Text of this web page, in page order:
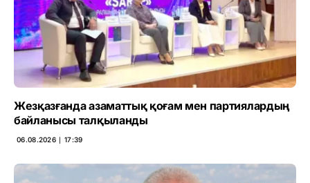
Жезқазғанда азаматтық қоғам мен партиялардың
байланысы талқыланды
06.08.2026 ∣ 17:39